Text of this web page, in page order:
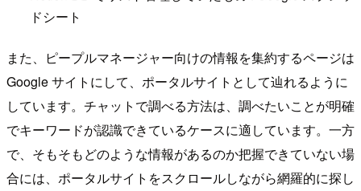
ドシート
また、ピープルマネージャー向けの情報を集約するページは
Google サイトにして、ポータルサイトとして辿れるように
しています。チャットで調べる方法は、調べたいことが明確
でキーワードが認識できているケースに適しています。一方
で、そもそもどのような情報があるのか把握できていない場
合には、ポータルサイトをスクロールしながら網羅的に探し